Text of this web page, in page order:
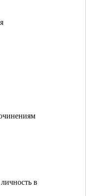
в